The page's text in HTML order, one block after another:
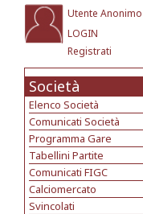
Utente Anonimo
LOGIN
Registrati
Società
Elenco Società
Comunicati Società
Programma Gare
Tabellini Partite
Comunicati FIGC
Calciomercato
Svincolati